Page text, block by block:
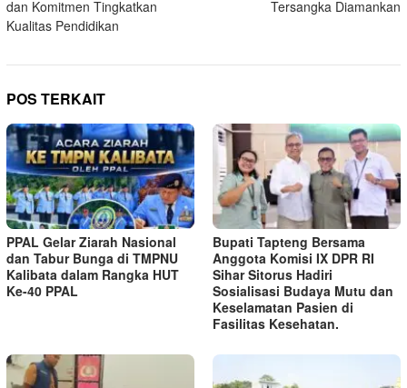
dan Komitmen Tingkatkan
Kualitas Pendidikan
Tersangka Diamankan
POS TERKAIT
PPAL Gelar Ziarah Nasional
dan Tabur Bunga di TMPNU
Kalibata dalam Rangka HUT
Ke-40 PPAL
Bupati Tapteng Bersama
Anggota Komisi IX DPR RI
Sihar Sitorus Hadiri
Sosialisasi Budaya Mutu dan
Keselamatan Pasien di
Fasilitas Kesehatan.